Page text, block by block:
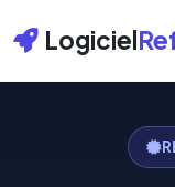
Logiciel